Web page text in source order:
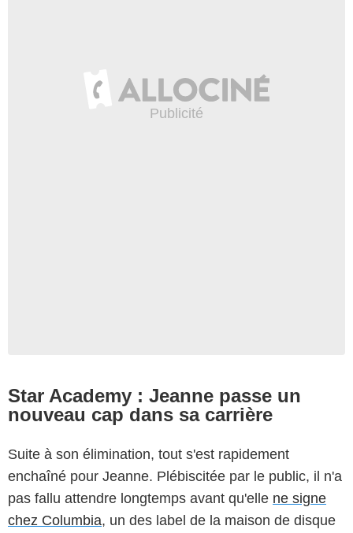
Star Academy : Jeanne passe un
nouveau cap dans sa carrière
Suite à son élimination, tout s'est rapidement
enchaîné pour Jeanne. Plébiscitée par le public, il n'a
pas fallu attendre longtemps avant qu'elle ne signe
chez Columbia, un des label de la maison de disque